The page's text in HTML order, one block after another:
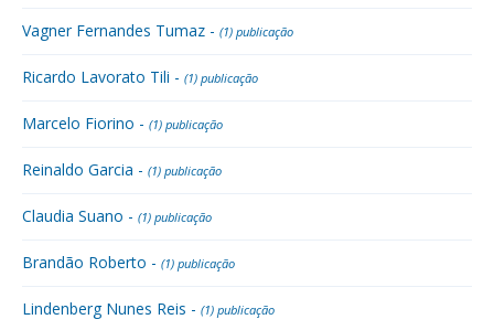
Vagner Fernandes Tumaz - (1) publicação
Ricardo Lavorato Tili - (1) publicação
Marcelo Fiorino - (1) publicação
Reinaldo Garcia - (1) publicação
Claudia Suano - (1) publicação
Brandão Roberto - (1) publicação
Lindenberg Nunes Reis - (1) publicação